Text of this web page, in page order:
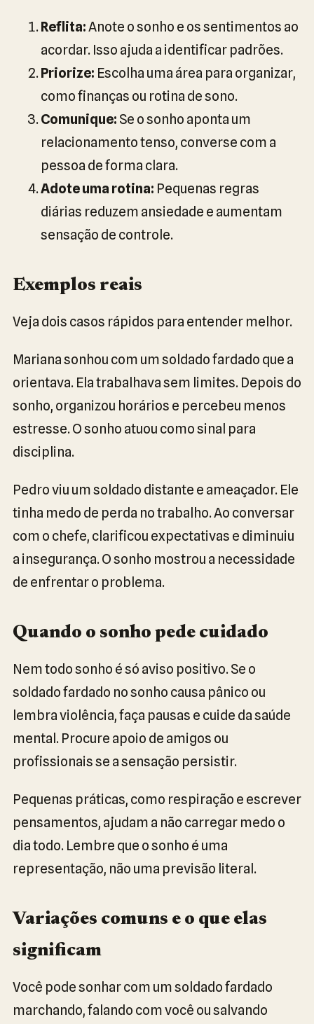
Reflita:Anote o sonho e os sentimentos ao
acordar. Isso ajuda a identificar padrões.
Priorize: Escolha uma área para organizar,
como finanças ou rotina de sono.
Comunique: Se o sonho aponta um
relacionamento tenso, converse com a
pessoa de forma clara.
Adote uma rotina: Pequenas regras
diárias reduzem ansiedade e aumentam
sensação de controle.
Exemplos reais
Veja dois casos rápidos para entender melhor.
Mariana sonhou com um soldado fardado que a
orientava. Ela trabalhava sem limites. Depois do
sonho, organizou horários e percebeu menos
estresse. O sonho atuou como sinal para
disciplina.
Pedro viu um soldado distante e ameaçador. Ele
tinha medo de perda no trabalho. Ao conversar
com o chefe, clarificou expectativas e diminuiu
a insegurança. O sonho mostrou a necessidade
de enfrentar o problema.
Quando o sonho pede cuidado
Nem todo sonho é só aviso positivo. Se o
soldado fardado no sonho causa pânico ou
lembra violência, faça pausas e cuide da saúde
mental. Procure apoio de amigos ou
profissionais se a sensação persistir.
Pequenas práticas, como respiração e escrever
pensamentos, ajudam a não carregar medo o
dia todo. Lembre que o sonho é uma
representação, não uma previsão literal.
Variações comuns e o que elas
significam
Você pode sonhar com um soldado fardado
marchando, falando com você ou salvando